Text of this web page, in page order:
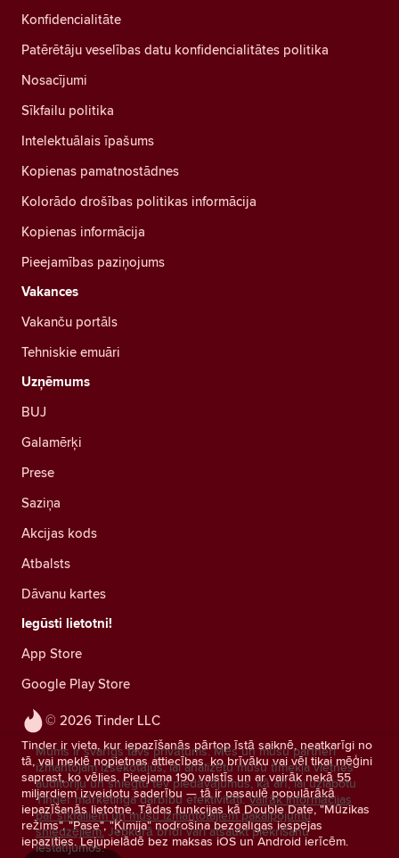
© 2026 Tinder LLC
Tinder ir vieta, kur iepazīšanās pārtop īstā saiknē, neatkarīgi no
tā, vai meklē nopietnas attiecības, ko brīvāku vai vēl tikai mēģini
saprast, ko vēlies. Pieejama 190 valstīs un ar vairāk nekā 55
miljardiem izveidotu saderību — tā ir pasaulē populārākā
iepazīšanās lietotne. Tādas funkcijas kā Double Date, "Mūzikas
režīms", "Pase", "Ķīmija" nodrošina bezgalīgas iespējas
iepazīties. Lejupielādē bez maksas iOS un Android ierīcēm.
Konfidencialitāte
Patērētāju veselības datu konfidencialitātes politika
Nosacījumi
Sīkfailu politika
Intelektuālais īpašums
Kopienas pamatnostādnes
Kolorādo drošības politikas informācija
Kopienas informācija
Pieejamības paziņojums
Vakances
Vakanču portāls
Tehniskie emuāri
Uzņēmums
BUJ
Galamērķi
Prese
Saziņa
Akcijas kods
Atbalsts
Dāvanu kartes
Iegūsti lietotni!
App Store
Google Play Store
Mums ir svarīgs tavs privātums. Mēs un mūsu partneri
izmantojam izsekotājus, lai analizētu mūsu tīmekļa vietnes
auditoriju un sniegtu tev piedāvājumus, kā arī, lai uzlabotu
Tinder mārketinga darbību efektivitāti. Vairāk informācijas
par sīkfailiem un mūsu izmantotajiem pakalpojumu
sniedzējiem. Jebkurā brīdī vari atsaukt piekrišanu
iestatījumos.